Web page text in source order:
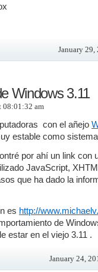
January
Windows 3.11
08:01:32 am
con el añejo
estable como
por ahí un link con
JavaScript,
que ha dado la
es http://
de
estar en el viejo 3.11 .
January 24,